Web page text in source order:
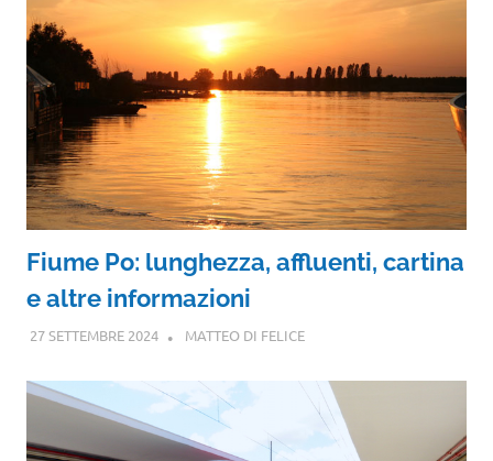
Fiume Po: lunghezza, affluenti, cartina
e altre informazioni
27 SETTEMBRE 2024 MATTEO DI FELICE